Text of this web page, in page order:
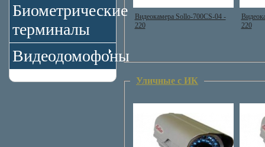
Биометрические
терминалы
Видеодомофоны
Видеокамера Sollo-700CS-04 -
220
220
Уличные с ИК